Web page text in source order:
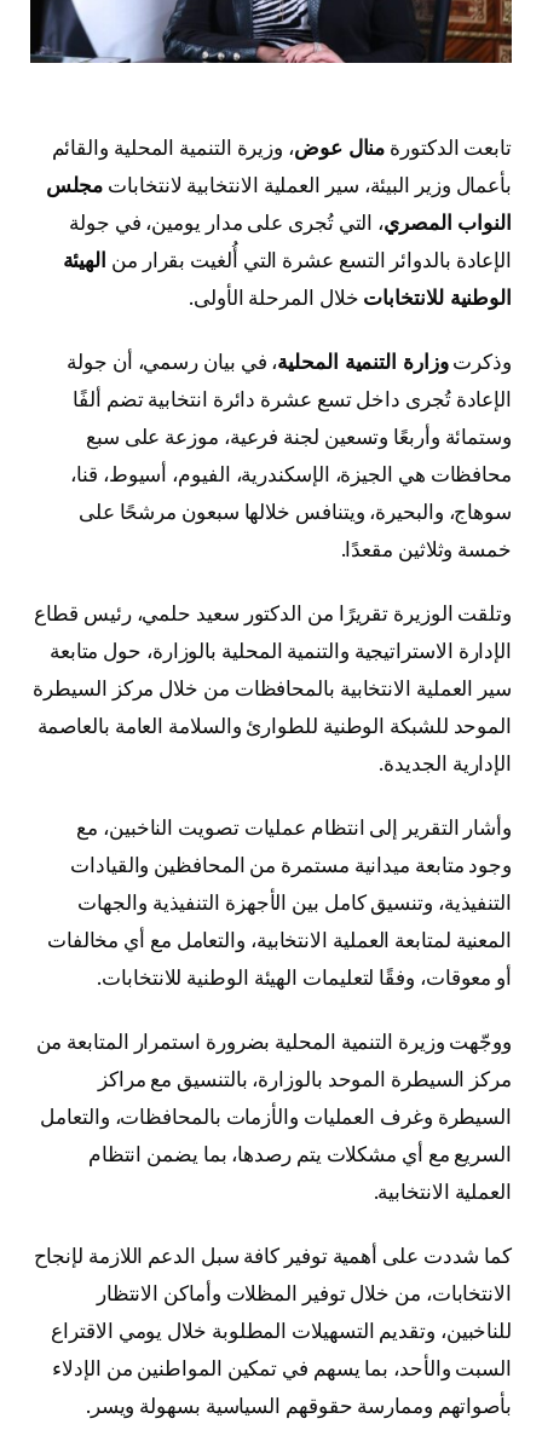
تابعت الدكتورة منال عوض، وزيرة التنمية المحلية والقائم
بأعمال وزير البيئة، سير العملية الانتخابية لانتخابات مجلس
النواب المصري، التي تُجرى على مدار يومين، في جولة
الإعادة بالدوائر التسع عشرة التي أُلغيت بقرار من الهيئة
الوطنية للانتخابات خلال المرحلة الأولى.
وذكرتوزارة التنمية المحلية، في بيان رسمي، أن جولة
الإعادة تُجرى داخل تسع عشرة دائرة انتخابية تضم ألفًا
وستمائة وأربعًا وتسعين لجنة فرعية، موزعة على سبع
محافظات هي الجيزة، الإسكندرية، الفيوم، أسيوط، قنا،
سوهاج، والبحيرة، ويتنافس خلالها سبعون مرشحًا على
خمسة وثلاثين مقعدًا.
وتلقت الوزيرة تقريرًا من الدكتور سعيد حلمي، رئيس قطاع
الإدارة الاستراتيجية والتنمية المحلية بالوزارة، حول متابعة
سير العملية الانتخابية بالمحافظات من خلال مركز السيطرة
الموحد للشبكة الوطنية للطوارئ والسلامة العامة بالعاصمة
الإدارية الجديدة.
وأشار التقرير إلى انتظام عمليات تصويت الناخبين، مع
وجود متابعة ميدانية مستمرة من المحافظين والقيادات
التنفيذية، وتنسيق كامل بين الأجهزة التنفيذية والجهات
المعنية لمتابعة العملية الانتخابية، والتعامل مع أي مخالفات
أو معوقات، وفقًا لتعليمات الهيئة الوطنية للانتخابات.
ووجّهت وزيرة التنمية المحلية بضرورة استمرار المتابعة من
مركز السيطرة الموحد بالوزارة، بالتنسيق مع مراكز
السيطرة وغرف العمليات والأزمات بالمحافظات، والتعامل
السريع مع أي مشكلات يتم رصدها، بما يضمن انتظام
العملية الانتخابية.
كما شددت على أهمية توفير كافة سبل الدعم اللازمة لإنجاح
الانتخابات، من خلال توفير المظلات وأماكن الانتظار
للناخبين، وتقديم التسهيلات المطلوبة خلال يومي الاقتراع
السبت والأحد، بما يسهم في تمكين المواطنين من الإدلاء
بأصواتهم وممارسة حقوقهم السياسية بسهولة ويسر.